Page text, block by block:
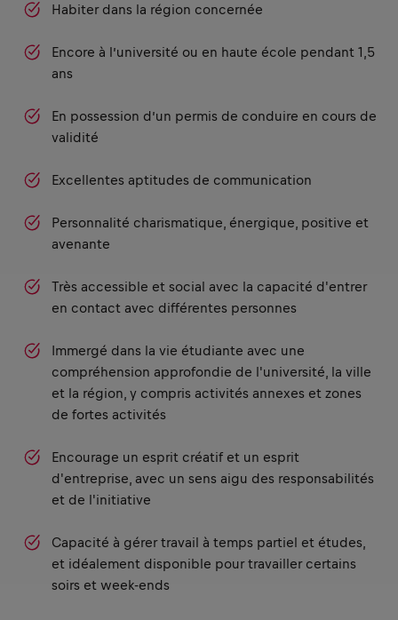
Habiter dans la région concernée
Encore à l’université ou en haute école pendant 1,5
ans
En possession d’un permis de conduire en cours de
validité
Excellentes aptitudes de communication
Personnalité charismatique, énergique, positive et
avenante
Très accessible et social avec la capacité d'entrer
en contact avec différentes personnes
Immergé dans la vie étudiante avec une
compréhension approfondie de l'université, la ville
et la région, y compris activités annexes et zones
de fortes activités
Encourage un esprit créatif et un esprit
d'entreprise, avec un sens aigu des responsabilités
et de l'initiative
Capacité à gérer travail à temps partiel et études,
et idéalement disponible pour travailler certains
soirs et week-ends